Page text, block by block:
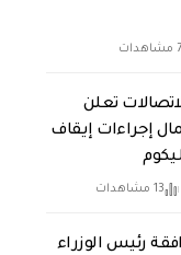
7 مشاهدات
تعلن
إجراءات إيقاف
13 مشاهدات
رئيس الوزراء